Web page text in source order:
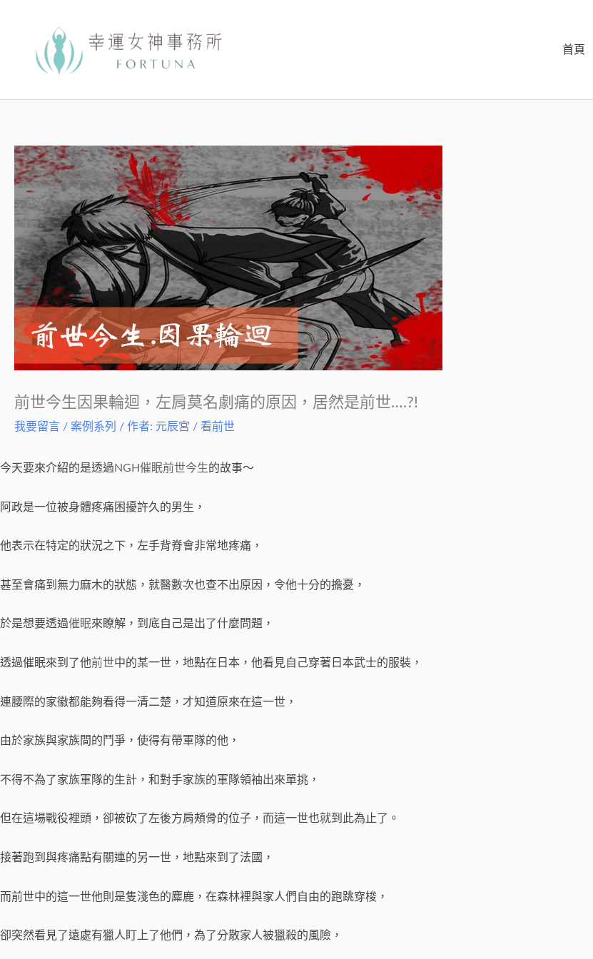
首頁
前世今生因果輪迴，左肩莫名劇痛的原因，居然是前世….?!
我要留言 / 案例系列 / 作者: 元辰宮 / 看前世
今天要來介紹的是透過NGH催眠前世今生的故事～
阿政是一位被身體疼痛困擾許久的男生，
他表示在特定的狀況之下，左手背脊會非常地疼痛，
甚至會痛到無力麻木的狀態，就醫數次也查不出原因，令他十分的擔憂，
於是想要透過催眠來瞭解，到底自己是出了什麼問題，
透過催眠來到了他前世中的某一世，地點在日本，他看見自己穿著日本武士的服裝，
連腰際的家徽都能夠看得一清二楚，才知道原來在這一世，
由於家族與家族間的鬥爭，使得有帶軍隊的他，
不得不為了家族軍隊的生計，和對手家族的軍隊領袖出來單挑，
但在這場戰役裡頭，卻被砍了左後方肩頰骨的位子，而這一世也就到此為止了。
接著跑到與疼痛點有關連的另一世，地點來到了法國，
而前世中的這一世他則是隻淺色的麋鹿，在森林裡與家人們自由的跑跳穿梭，
卻突然看見了遠處有獵人盯上了他們，為了分散家人被獵殺的風險，